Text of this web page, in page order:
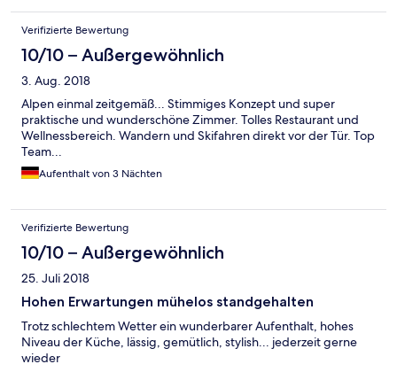
Verifizierte Bewertung
10/10 – Außergewöhnlich
3. Aug. 2018
Alpen einmal zeitgemäß... Stimmiges Konzept und super
praktische und wunderschöne Zimmer. Tolles Restaurant und
Wellnessbereich. Wandern und Skifahren direkt vor der Tür. Top
Team...
Aufenthalt von 3 Nächten
Verifizierte Bewertung
10/10 – Außergewöhnlich
25. Juli 2018
Hohen Erwartungen mühelos standgehalten
Trotz schlechtem Wetter ein wunderbarer Aufenthalt, hohes
Niveau der Küche, lässig, gemütlich, stylish... jederzeit gerne
wieder